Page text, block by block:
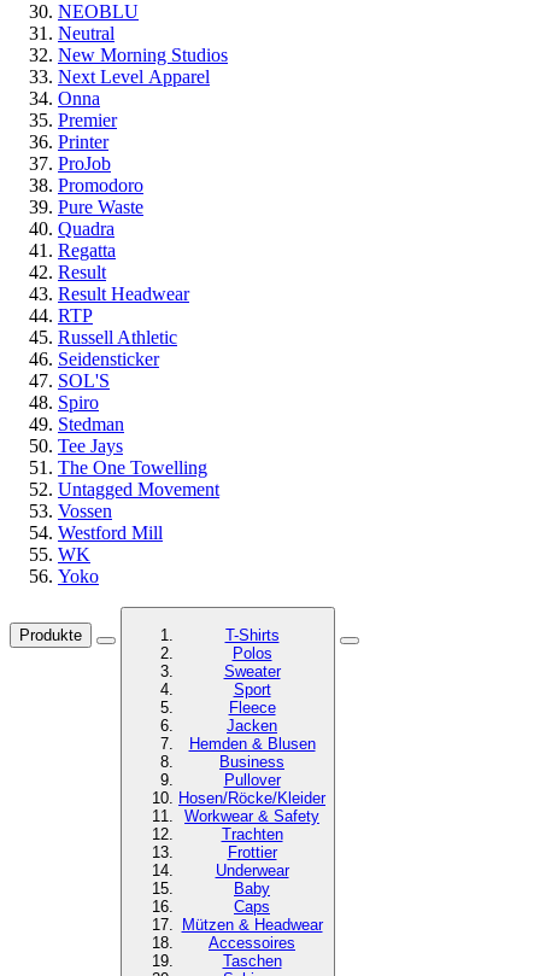
NEOBLU
Neutral
New Morning Studios
Next Level Apparel
Onna
Premier
Printer
ProJob
Promodoro
Pure Waste
Quadra
Regatta
Result
Result Headwear
RTP
Russell Athletic
Seidensticker
SOL'S
Spiro
Stedman
Tee Jays
The One Towelling
Untagged Movement
Vossen
Westford Mill
WK
Yoko
Produkte
T-Shirts
Polos
Sweater
Sport
Fleece
Jacken
Hemden & Blusen
Business
Pullover
Hosen/Röcke/Kleider
Workwear & Safety
Trachten
Frottier
Underwear
Baby
Caps
Mützen & Headwear
Accessoires
Taschen